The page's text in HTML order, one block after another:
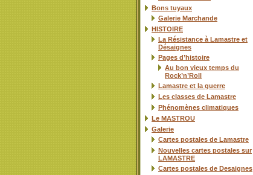
Bons tuyaux
Galerie Marchande
HISTOIRE
La Résistance à Lamastre et
Désaignes
Pages d’histoire
Au bon vieux temps du
Rock’n’Roll
Lamastre et la guerre
Les classes de Lamastre
Phénomènes climatiques
Le MASTROU
Galerie
Cartes postales de Lamastre
Nouvelles cartes postales sur
LAMASTRE
Cartes postales de Desaignes